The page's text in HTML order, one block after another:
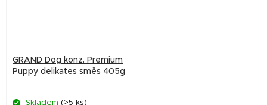
GRAND Dog konz. Premium
Puppy delikates směs 405g
Skladem (>5 ks)